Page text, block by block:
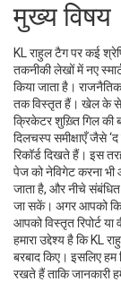
मुख्य विषय
KL राहुल टैग पर कई
तकनीकी लेखों में नए
किया जाता है।
तक विस्तृत हैं। खेल के
क्रिकेटर शुख़्ति गिल की
दिलचस्प समीक्षाएँ जैसे
रिकॉर्ड दिखते हैं। इस
पेज को नेविगेट करना
जाता है, और नीचे
जा सकें। अगर आपको
आपको विस्तृत रिपोर्ट या
हमारा उद्देश्य है कि KL
बरबाद किए। इसलिए
रखते हैं ताकि जानकारी